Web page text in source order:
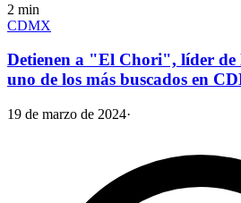
2 min
CDMX
Detienen a "El Chori", líder de
uno de los más buscados en
19 de marzo de 2024·